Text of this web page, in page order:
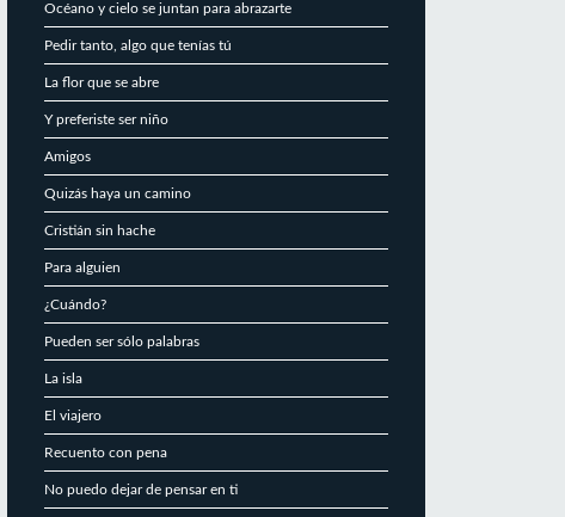
Océano y cielo se juntan para abrazarte
Pedir tanto, algo que tenías tú
La flor que se abre
Y preferiste ser niño
Amigos
Quizás haya un camino
Cristián sin hache
Para alguien
¿Cuándo?
Pueden ser sólo palabras
La isla
El viajero
Recuento con pena
No puedo dejar de pensar en ti